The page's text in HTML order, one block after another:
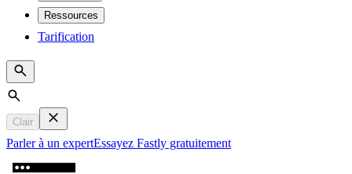
Ressources
Tarification
Search
Clair
Parler à un expertEssayez Fastly gratuitement